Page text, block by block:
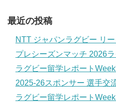
最近の投稿
NTT ジャパンラグビー リ
プレシーズンマッチ 2026
ラグビー留学レポート
2025-26スポンサー 選手交
ラグビー留学レポート